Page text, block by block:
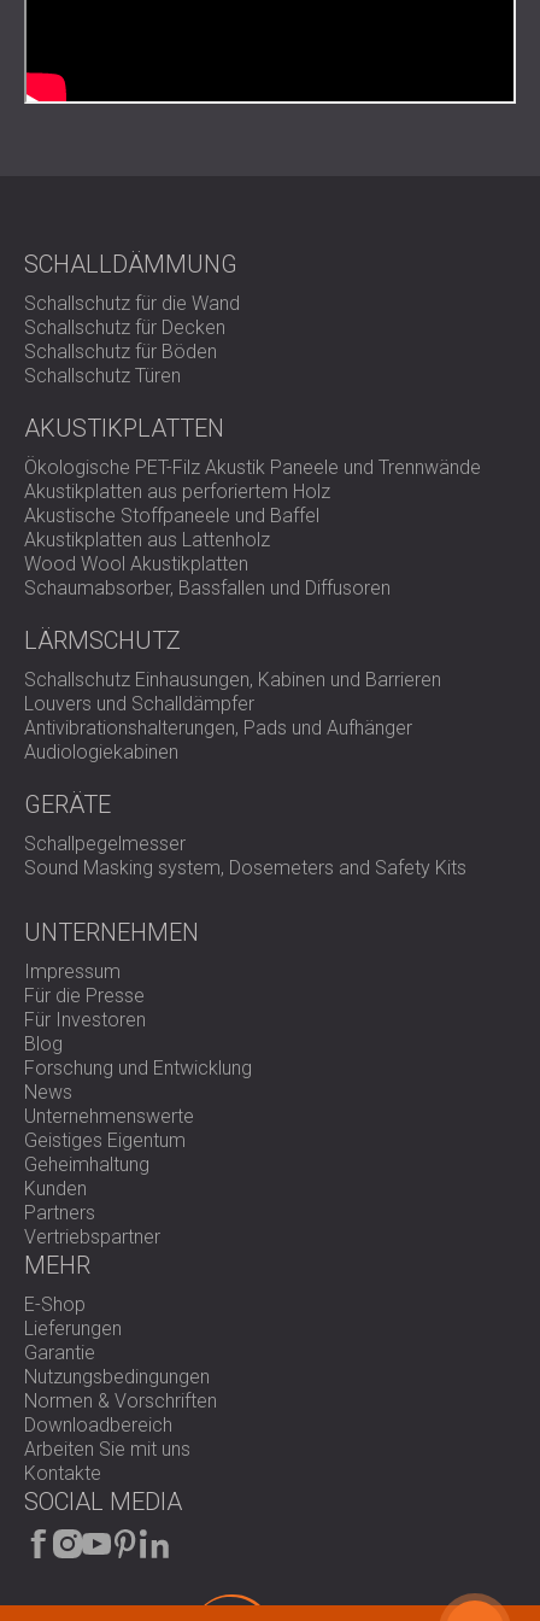
Hochfrequenzisolierung
Am besten geeignet für
Luftkompressoren und Kältemaschinen
Wasserkühltürme und Klimaanlagen
Motoren und rotierende Maschinen
Ausrüstung, die seismischen Aktivitäten oder starken
Windkräften ausgesetzt ist
Entwickelte Festigkeit für
dynamische Umgebungen
Dämpfung und Schwingungsdämpfung in einem einzigen,
robusten System.Kontaktieren Sie DECIBEL noch heute
und sichern Sie sich dauerhafte Anlagenstabilität,
Sicherheit und optimale Akustik.
SCHALLDÄMMUNG
Schallschutz für die Wand
Schallschutz für Decken
Schallschutz für Böden
Schallschutz Türen
AKUSTIKPLATTEN
Ökologische PET-Filz Akustik Paneele und Trennwände
Akustikplatten aus perforiertem Holz
Akustische Stoffpaneele und Baffel
Akustikplatten aus Lattenholz
Wood Wool Akustikplatten
Schaumabsorber, Bassfallen und Diffusoren
LÄRMSCHUTZ
Schallschutz Einhausungen, Kabinen und Barrieren
Louvers und Schalldämpfer
Antivibrationshalterungen, Pads und Aufhänger
Audiologiekabinen
GERÄTE
Schallpegelmesser
Sound Masking system, Dosemeters and Safety Kits
UNTERNEHMEN
Impressum
Für die Presse
Für Investoren
Blog
Forschung und Entwicklung
News
Unternehmenswerte
Geistiges Eigentum
Geheimhaltung
Kunden
Partners
Vertriebspartner
MEHR
E-Shop
Lieferungen
Garantie
Nutzungsbedingungen
Normen & Vorschriften
Downloadbereich
Arbeiten Sie mit uns
Kontakte
SOCIAL MEDIA